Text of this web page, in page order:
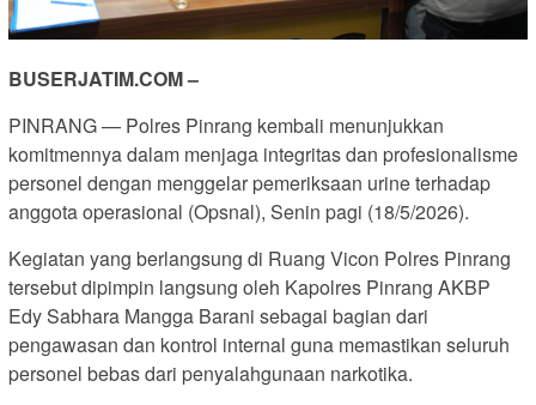
BUSERJATIM.COM –
PINRANG — Polres Pinrang kembali menunjukkan
komitmennya dalam menjaga integritas dan profesionalisme
personel dengan menggelar pemeriksaan urine terhadap
anggota operasional (Opsnal), Senin pagi (18/5/2026).
Kegiatan yang berlangsung di Ruang Vicon Polres Pinrang
tersebut dipimpin langsung oleh Kapolres Pinrang AKBP
Edy Sabhara Mangga Barani sebagai bagian dari
pengawasan dan kontrol internal guna memastikan seluruh
personel bebas dari penyalahgunaan narkotika.